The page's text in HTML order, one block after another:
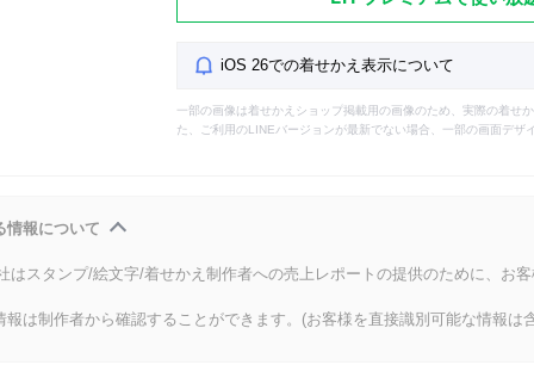
iOS 26での着せかえ表示について
一部の画像は着せかえショップ掲載用の画像のため、実際の着せ
た、ご利用のLINEバージョンが最新でない場合、一部の画面デザ
情報について
はスタンプ/絵文字/着せかえ制作者への売上レポートの提供のために、お
報は制作者から確認することができます。(お客様を直接識別可能な情報は